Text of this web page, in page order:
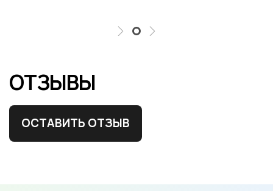
ОТЗЫВЫ
ОСТАВИТЬ ОТЗЫВ